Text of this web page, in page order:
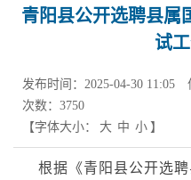
青阳县公开选聘县属
试
发布时间：2025-04-30 11:05
次数： 3750
【字体大小：
大 中 小 】
根据《青阳县公开选